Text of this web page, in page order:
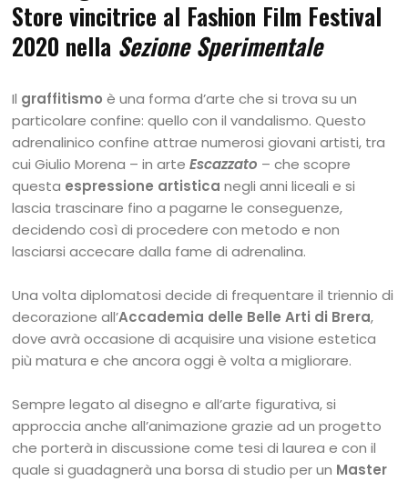
Store vincitrice al Fashion Film Festival
2020 nella Sezione Sperimentale
Il graffitismo è una forma d’arte che si trova su un
particolare confine: quello con il vandalismo. Questo
adrenalinico confine attrae numerosi giovani artisti, tra
cui Giulio Morena – in arteEscazzato – che scopre
questa espressione artistica negli anni liceali e si
lascia trascinare fino a pagarne le conseguenze,
decidendo così di procedere con metodo e non
lasciarsi accecare dalla fame di adrenalina.
Una volta diplomatosi decide di frequentare il triennio di
decorazione all’Accademia delle Belle Arti di Brera,
dove avrà occasione di acquisire una visione estetica
più matura e che ancora oggi è volta a migliorare.
Sempre legato al disegno e all’arte figurativa, si
approccia anche all’animazione grazie ad un progetto
che porterà in discussione come tesi di laurea e con il
quale si guadagnerà una borsa di studio per un Master